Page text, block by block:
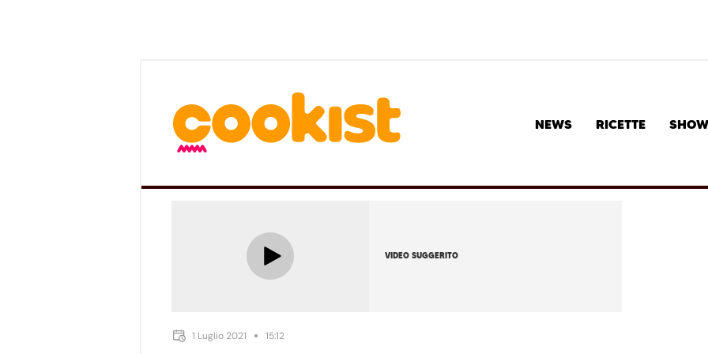
NEWS RICETTE SHOW
VIDEO SUGGERITO
1 Luglio 2021 15:12